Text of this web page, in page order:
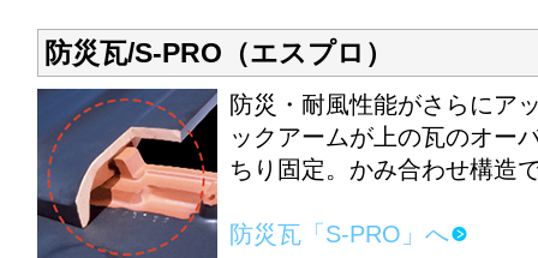
防災瓦/S-PRO（エスプロ）
防災・耐風性能がさらにア
ックアームが上の瓦のオー
ちり固定。かみ合わせ構造
防災瓦「S-PRO」へ